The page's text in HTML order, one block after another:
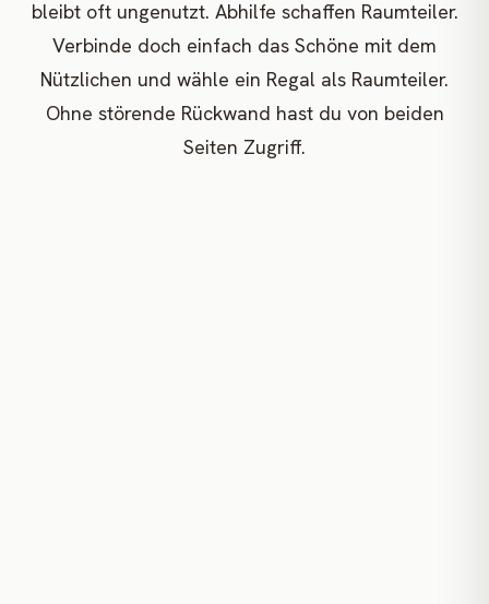
bleibt oft ungenutzt. Abhilfe schaffen Raumteiler.
Verbinde doch einfach das Schöne mit dem
Nützlichen und wähle ein Regal als Raumteiler.
Ohne störende Rückwand hast du von beiden
Seiten Zugriff.